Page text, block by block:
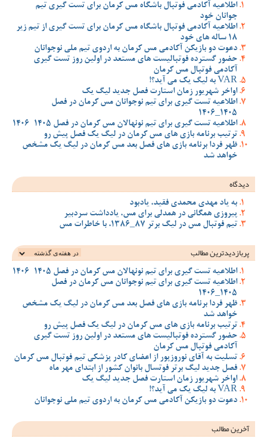
اطلاعیه آکادمی فوتبال باشگاه مس کرمان برای تست گیری تیم
جوانان خود
اطلاعیه آکادمی فوتبال باشگاه مس کرمان برای تست گیری از تیم زیر
18 ساله های خود
دعوت دو بازیکن آکادمی مس کرمان به اردوی تیم ملی نوجوانان
حضور گسترده فوتبالیست های مستعد در اولین روز تست گیری
آکادمی فوتبال مس کرمان
VAR به لیگ یک می آید؟!
اواخر شهریور زمان استارت فصل جدید لیگ یک
اطلاعیه تست گیری برای تیم نوجوانان مس کرمان در فصل
1405_1406
اطلاعیه تست گیری برای تیم نونهالان مس کرمان در فصل 1405-1406
ترتیب برنامه بازی های مس کرمان در لیگ یک فصل پیش رو
ظهر فردا برنامه بازی های فصل بعد مس کرمان در لیگ یک مشخص
خواهد شد
دیدگاه
به یاد مهدی محمدی فقید، یادبود
پیروزی همگانی در همدلی برای مس، یادداشت سردبیر
تیم فوتبال مس در لیگ برتر 87_1386، با خاطرات مس
پربازدیدترین‌ مطالب
اطلاعیه تست گیری برای تیم نونهالان مس کرمان در فصل 1405-1406
اطلاعیه تست گیری برای تیم نوجوانان مس کرمان در فصل
1405_1406
ظهر فردا برنامه بازی های فصل بعد مس کرمان در لیگ یک مشخص
خواهد شد
ترتیب برنامه بازی های مس کرمان در لیگ یک فصل پیش رو
حضور گسترده فوتبالیست های مستعد در اولین روز تست گیری
آکادمی فوتبال مس کرمان
تسلیت به آقای نوروزپور از اعضای کادر پزشکی تیم فوتبال مس کرمان
فصل جدید لیگ برتر فوتسال بانوان کشور از ابتدای مهر ماه
اواخر شهریور زمان استارت فصل جدید لیگ یک
VAR به لیگ یک می آید؟!
دعوت دو بازیکن آکادمی مس کرمان به اردوی تیم ملی نوجوانان
آخرین مطالب